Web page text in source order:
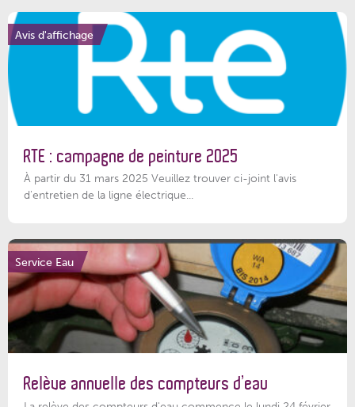
Avis d'affichage
RTE : campagne de peinture 2025
À partir du 31 mars 2025 Veuillez trouver ci-joint l'avis
d'entretien de la ligne électrique...
Service Eau
Relève annuelle des compteurs d’eau